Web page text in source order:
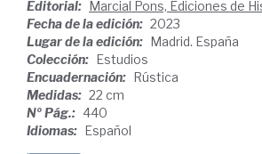
Editorial: Marcial Pons, Ediciones de
Fecha de la edición: 2023
Lugar de la edición: Madrid. España
Colección: Estudios
Encuadernación: Rústica
Medidas: 22 cm
Nº Pág.: 440
Idiomas: Español